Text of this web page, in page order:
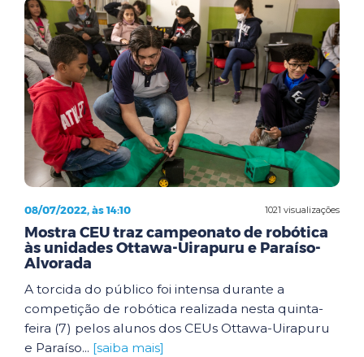
1021 visualizações
08/07/2022, às 14:10
Mostra CEU traz campeonato de robótica
às unidades Ottawa-Uirapuru e Paraíso-
Alvorada
A torcida do público foi intensa durante a
competição de robótica realizada nesta quinta-
feira (7) pelos alunos dos CEUs Ottawa-Uirapuru
e Paraíso... [saiba mais]